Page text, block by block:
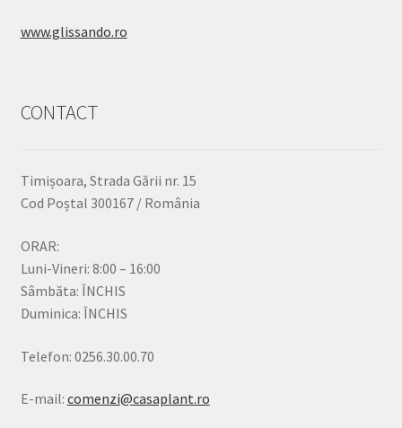
www.glissando.ro
CONTACT
Timișoara, Strada Gării nr. 15
Cod Poștal 300167 / România
ORAR:
Luni-Vineri: 8:00 – 16:00
Sâmbăta: ÎNCHIS
Duminica: ÎNCHIS
Telefon: 0256.30.00.70
E-mail: comenzi@casaplant.ro